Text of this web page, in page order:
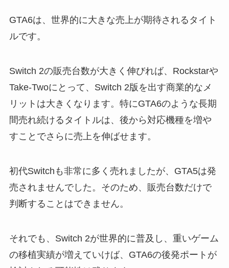
GTA6は、世界的に大きな売上が期待されるタイト
ルです。
Switch 2の販売台数が大きく伸びれば、Rockstarや
Take-Twoにとって、Switch 2版を出す商業的なメ
リットは大きくなります。特にGTA6のような長期
間売れ続けるタイトルは、後から対応機種を増や
すことでさらに売上を伸ばせます。
初代Switchも非常に多く売れましたが、GTA5は発
売されませんでした。そのため、販売台数だけで
判断することはできません。
それでも、Switch 2が世界的に普及し、重いゲーム
の移植実績が増えていけば、GTA6の後発ポートが